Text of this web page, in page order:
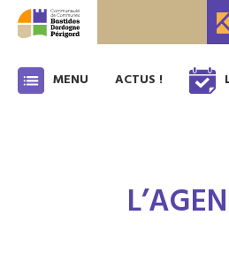
MENU ACTUS !